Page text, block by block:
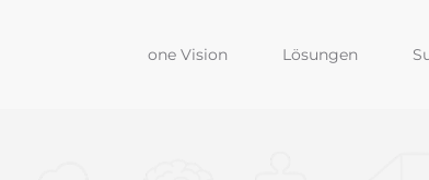
one Vision Lösungen